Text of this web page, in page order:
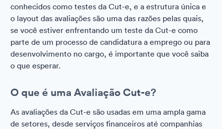
conhecidos como testes da Cut-e, e a estrutura única e
o layout das avaliações são uma das razões pelas quais,
se você estiver enfrentando um teste da Cut-e como
parte de um processo de candidatura a emprego ou para
desenvolvimento no cargo, é importante que você saiba
o que esperar.
O que é uma Avaliação Cut-e?
As avaliações da Cut-e são usadas em uma ampla gama
de setores, desde serviços financeiros até companhias